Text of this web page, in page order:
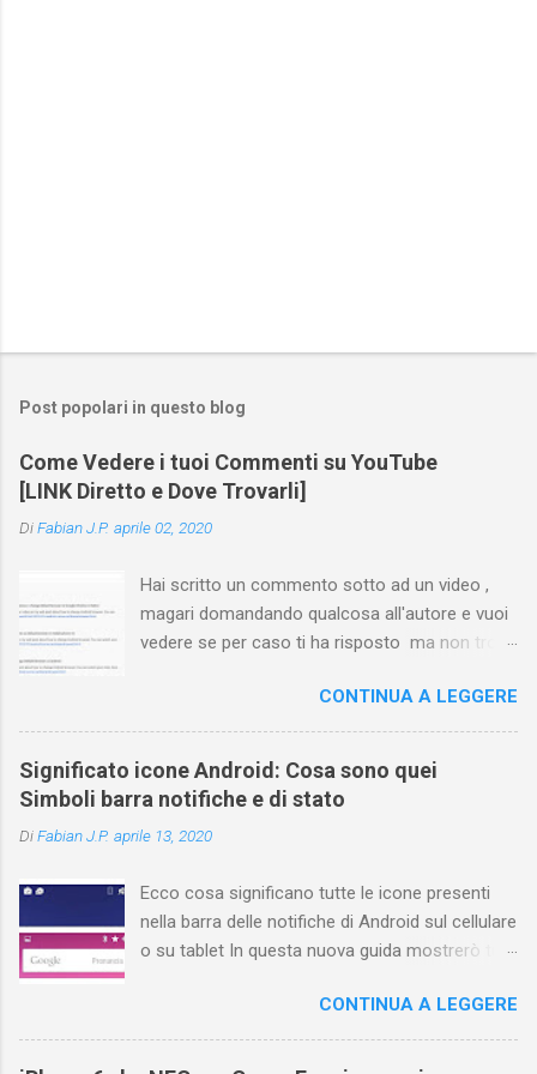
Post popolari in questo blog
Come Vedere i tuoi Commenti su YouTube
[LINK Diretto e Dove Trovarli]
DiFabian J.P. aprile 02, 2020
Hai scritto un commento sotto ad un video ,
magari domandando qualcosa all'autore e vuoi
vedere se per caso ti ha risposto ma non trovi
nessuna voce del tipo " cronologia commenti
YouTube " o cose simili? Vuoi sapere come
farlo sia se accedi dal tuo computer (PC/Mac)
oppure tramite smartphone (Android o iPhone)
trovare i propri commenti di YouTube , ossia
Ovviamente la risposta é positiva ma mi ci è
voluto un bel po' di tempo prima di trovare
questa funzione di YouTube perché è anche
chiamare questo "posto". Vediamo quindi
subito come visualizzare i vostri commenti di
CONTINUA A LEGGERE
Significato icone Android: Cosa sono quei
Simboli barra notifiche e di stato
DiFabian J.P. aprile 13, 2020
Ecco cosa significano tutte le icone presenti
nella barra delle notifiche di Android sul cellulare
o su tablet In questa nuova guida mostrerò tutti
mostrati sul display nella parte superiore e
cosa ognuno di essi significa . La barra di stato
nella parte superiore della schermata contiene
CONTINUA A LEGGERE